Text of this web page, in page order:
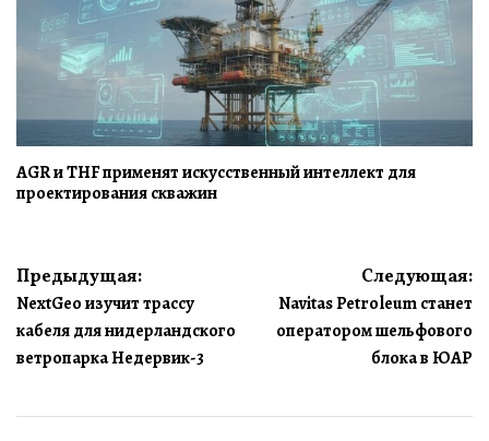
AGR и THF применят искусственный интеллект для
проектирования скважин
Навигация
по
записям
Предыдущая:
NextGeo изучит трассу
кабеля для нидерландского
ветропарка Недервик-3
Следующая:
Navitas Petroleum станет
оператором шельфового
блока в ЮАР